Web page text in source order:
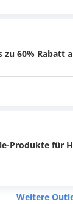
zu 60% Rabatt
Produkte für
Weitere